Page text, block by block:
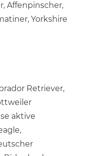
Affenpinscher,
Yorkshire
Retriever,
aktive